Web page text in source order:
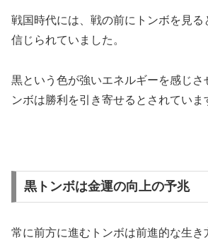
戦国時代には、戦の前にトンボを見る
信じられていました。
黒という色が強いエネルギーを感じさ
ンボは勝利を引き寄せるとされていま
黒トンボは金運の向上の予兆
常に前方に進むトンボは前進的な生き